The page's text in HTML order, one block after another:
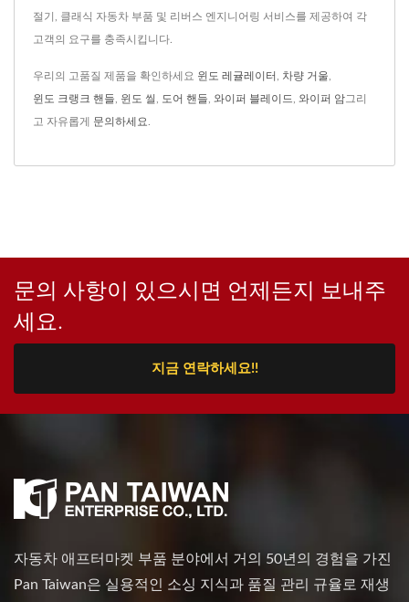
절기, 클래식 자동차 부품 및 리버스 엔지니어링 서비스를 제공하여 각
고객의 요구를 충족시킵니다.
우리의 고품질 제품을 확인하세요 윈도 레귤레이터 차량 거울
윈도 크랭크 핸들 윈도 씰 도어 핸들 와이퍼 블레이드 와이퍼 암그리
고 자유롭게 문의하세요
문의 사항이 있으시면 언제든지 보내주
세요.
지금 연락하세요!!
자동차 애프터마켓 부품 분야에서 거의 50년의 경험을 가진
Pan Taiwan은 실용적인 소싱 지식과 품질 관리 규율로 재생